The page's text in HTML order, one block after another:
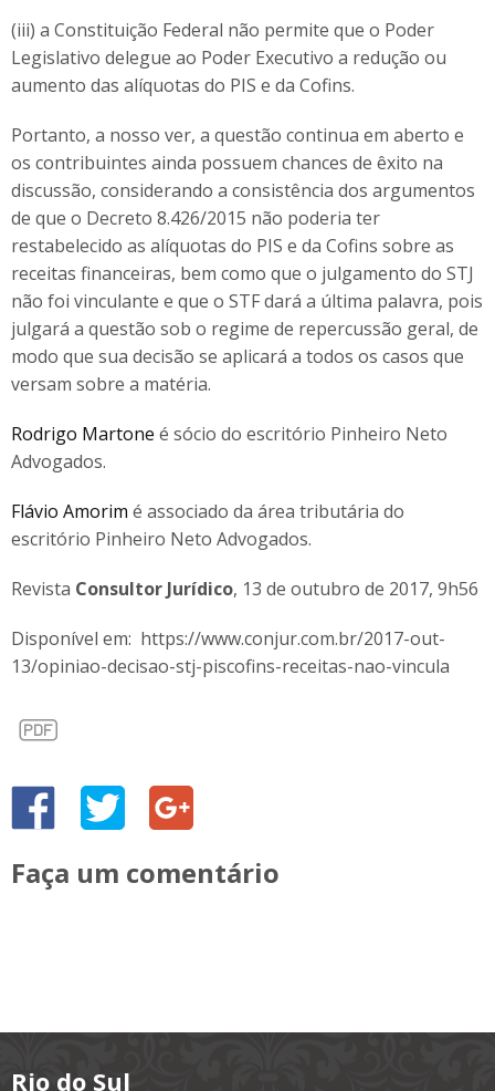
(iii) a Constituição Federal não permite que o Poder
Legislativo delegue ao Poder Executivo a redução ou
aumento das alíquotas do PIS e da Cofins.
Portanto, a nosso ver, a questão continua em aberto e
os contribuintes ainda possuem chances de êxito na
discussão, considerando a consistência dos argumentos
de que o Decreto 8.426/2015 não poderia ter
restabelecido as alíquotas do PIS e da Cofins sobre as
receitas financeiras, bem como que o julgamento do STJ
não foi vinculante e que o STF dará a última palavra, pois
julgará a questão sob o regime de repercussão geral, de
modo que sua decisão se aplicará a todos os casos que
versam sobre a matéria.
Rodrigo Martone é sócio do escritório Pinheiro Neto
Advogados.
Flávio Amorim é associado da área tributária do
escritório Pinheiro Neto Advogados.
Revista Consultor Jurídico, 13 de outubro de 2017, 9h56
Disponível em: https://www.conjur.com.br/2017-out-
13/opiniao-decisao-stj-piscofins-receitas-nao-vincula
Faça um comentário
Rio do Sul